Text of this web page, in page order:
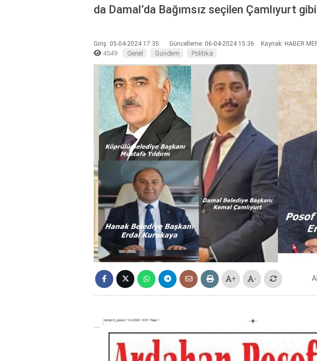
da Damal’da Bağımsız seçilen Çamlıyurt
Giriş: 05-04-2024 17:35 Güncelleme: 06-04-2024 15:36 Kaynak: HABER
4549 Genel Gündem Politika
+ -